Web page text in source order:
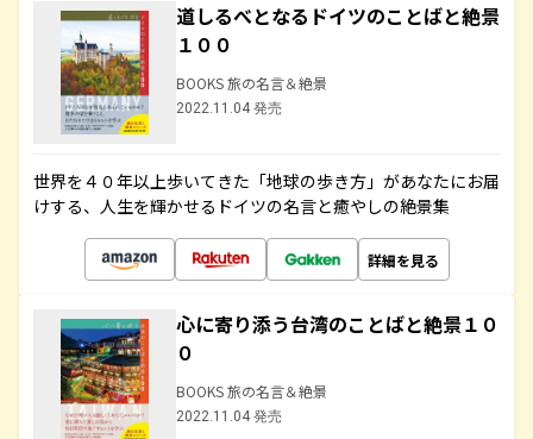
道しるべとなるドイツのことばと絶景
１００
BOOKS 旅の名言＆絶景
2022.11.04 発売
世界を４０年以上歩いてきた「地球の歩き方」があなたにお届
けする、人生を輝かせるドイツの名言と癒やしの絶景集
詳細を見る
心に寄り添う台湾のことばと絶景１０
０
BOOKS 旅の名言＆絶景
2022.11.04 発売